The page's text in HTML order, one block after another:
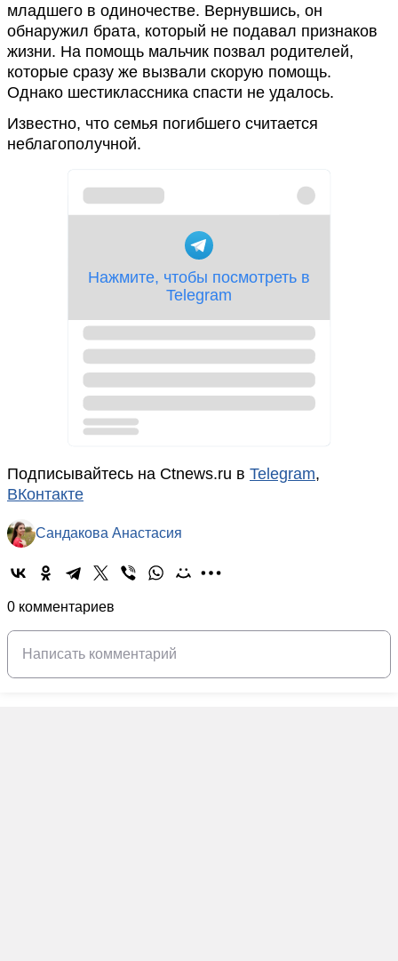
младшего в одиночестве. Вернувшись, он
обнаружил брата, который не подавал признаков
жизни. На помощь мальчик позвал родителей,
которые сразу же вызвали скорую помощь.
Однако шестиклассника спасти не удалось.
Известно, что семья погибшего считается
неблагополучной.
Подписывайтесь на Ctnews.ru в Telegram,
ВКонтакте
Сандакова Анастасия
0 комментариев